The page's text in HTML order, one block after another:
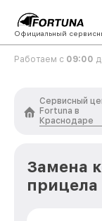
Официальный
Работаем с 09:00
Сервисный
Fortuna в
Краснодаре
Замена
прицела